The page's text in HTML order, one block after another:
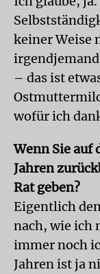
keiner Weise
– das ist
wofür ich
Wenn Sie auf
Jahren
Rat geben?
Eigentlich
nach, wie ich
immer noch
Jahren ist ja